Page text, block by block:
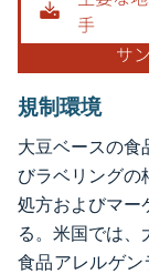
規制環境
大豆ベースの食
びラベリングの
処方およびマー
る。米国では
食品アレルゲン